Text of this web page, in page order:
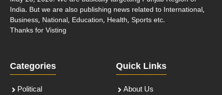
India. But we are also publishing news related to International,
Business, National, Education, Health, Sports etc.
Thanks for Visting
Categories
Political
Quick Links
About Us